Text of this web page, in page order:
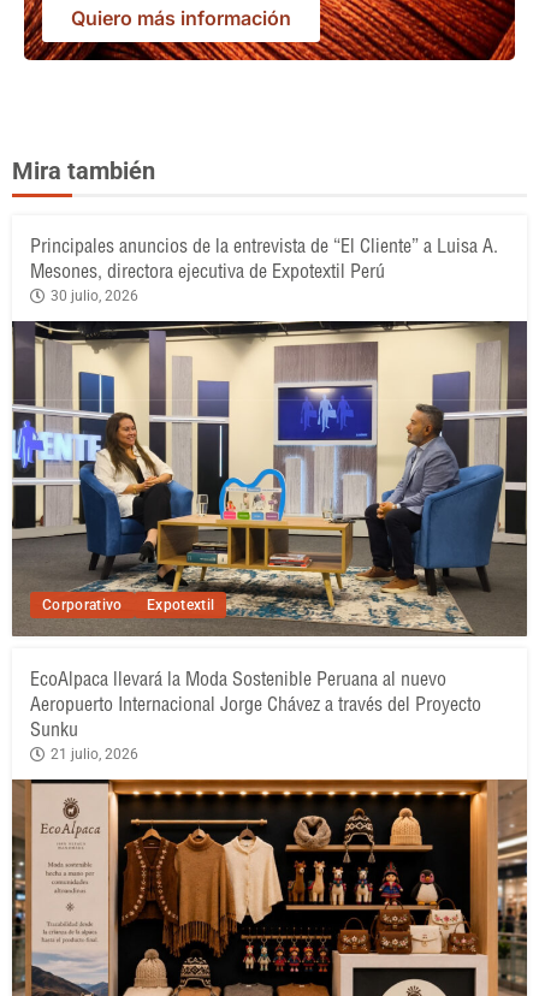
Quiero más información
Mira también
Corporativo Expotextil
Principales anuncios de la entrevista de “El Cliente” a Luisa A.
Mesones, directora ejecutiva de Expotextil Perú
30 julio, 2026
EcoAlpaca llevará la Moda Sostenible Peruana al nuevo
Aeropuerto Internacional Jorge Chávez a través del Proyecto
Sunku
21 julio, 2026